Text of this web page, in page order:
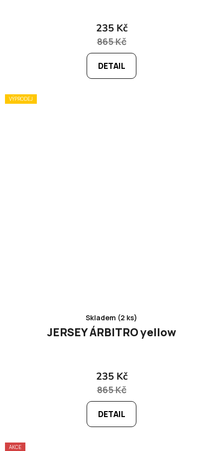
235 Kč
865 Kč
DETAIL
VÝPRODEJ
Skladem (2 ks)
JERSEY ÁRBITRO yellow
235 Kč
865 Kč
DETAIL
AKCE